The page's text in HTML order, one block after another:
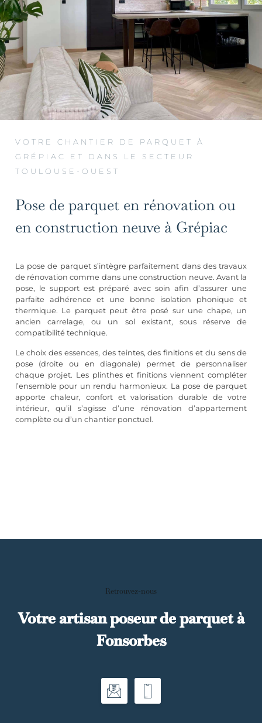
VOTRE CHANTIER DE PARQUET À
GRÉPIAC ET DANS LE SECTEUR
TOULOUSE-OUEST
Pose de parquet en rénovation ou
en construction neuve à Grépiac
La pose de parquet s’intègre parfaitement dans des travaux
de rénovation comme dans une construction neuve. Avant la
pose, le support est préparé avec soin afin d’assurer une
parfaite adhérence et une bonne isolation phonique et
thermique. Le parquet peut être posé sur une chape, un
ancien carrelage, ou un sol existant, sous réserve de
compatibilité technique.
Le choix des essences, des teintes, des finitions et du sens de
pose (droite ou en diagonale) permet de personnaliser
chaque projet. Les plinthes et finitions viennent compléter
l’ensemble pour un rendu harmonieux. La pose de parquet
apporte chaleur, confort et valorisation durable de votre
intérieur, qu’il s’agisse d’une rénovation d’appartement
complète ou d’un chantier ponctuel.
Retrouvez-nous
Votre artisan poseur de parquet à
Fonsorbes